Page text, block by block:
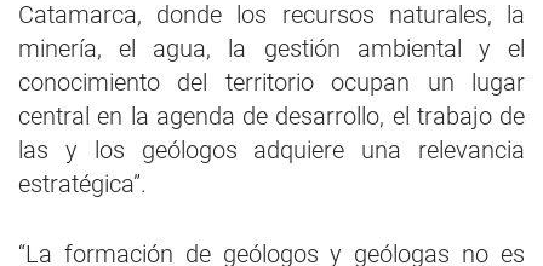
Catamarca, donde los recursos naturales, la
minería, el agua, la gestión ambiental y el
conocimiento del territorio ocupan un lugar
central en la agenda de desarrollo, el trabajo de
las y los geólogos adquiere una relevancia
estratégica”.
“La formación de geólogos y geólogas no es